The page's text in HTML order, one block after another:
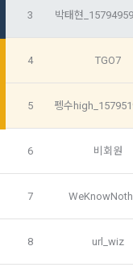
[데
트를 통해 개인이 등
3. "개인회원"이라 함
4. “인재회원”이라
하여 본인의 개인정
는 것에 동의한 “개인
5. “기업회원”이라
용 의뢰 서비스 등을
6. “해커톤”이라 함은
드립니다. 또한, 법
인정보 보호를 위해
합니다.
개인정보 침해사고가
그 무엇보다도, 개인
개인정보보호법 제
는 동의 거부 하시더
단, 할인, 이벤트 및
3. 서비스 정보 수신
DACON에서 제공하
정관리 페이지의 하
동의(선택)’에서 동의
3 박태현
4 TGO7
5
6 비회원
7
8 url_wiz